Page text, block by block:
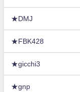
★DMJ
★FBK428
★gicchi3
★gnp